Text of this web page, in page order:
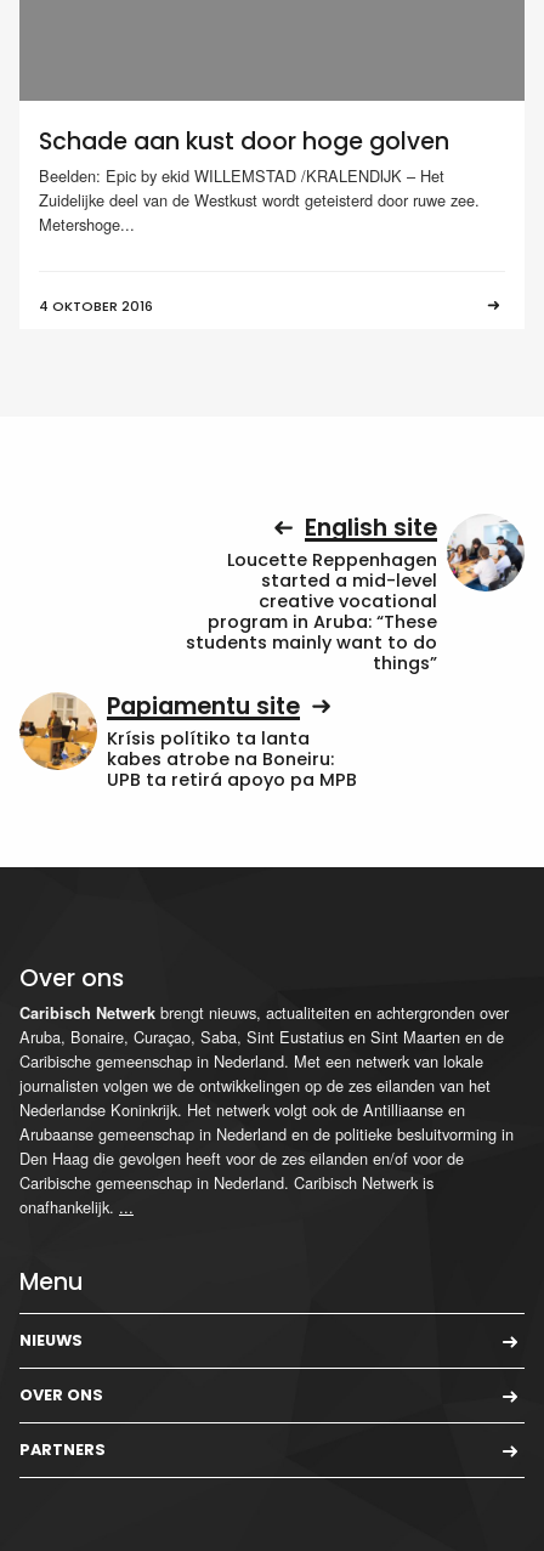
Schade aan kust door hoge golven
Beelden: Epic by ekid WILLEMSTAD /KRALENDIJK – Het
Zuidelijke deel van de Westkust wordt geteisterd door ruwe zee.
Metershoge...
4 OKTOBER 2016
English site
Loucette Reppenhagen
started a mid-level
creative vocational
program in Aruba: “These
students mainly want to do
things”
Papiamentu site
Krísis polítiko ta lanta
kabes atrobe na Boneiru:
UPB ta retirá apoyo pa MPB
Over ons
Caribisch Netwerk brengt nieuws, actualiteiten en achtergronden over
Aruba, Bonaire, Curaçao, Saba, Sint Eustatius en Sint Maarten en de
Caribische gemeenschap in Nederland. Met een netwerk van lokale
journalisten volgen we de ontwikkelingen op de zes eilanden van het
Nederlandse Koninkrijk. Het netwerk volgt ook de Antilliaanse en
Arubaanse gemeenschap in Nederland en de politieke besluitvorming in
Den Haag die gevolgen heeft voor de zes eilanden en/of voor de
Caribische gemeenschap in Nederland. Caribisch Netwerk is
onafhankelijk. ...
Menu
NIEUWS
OVER ONS
PARTNERS